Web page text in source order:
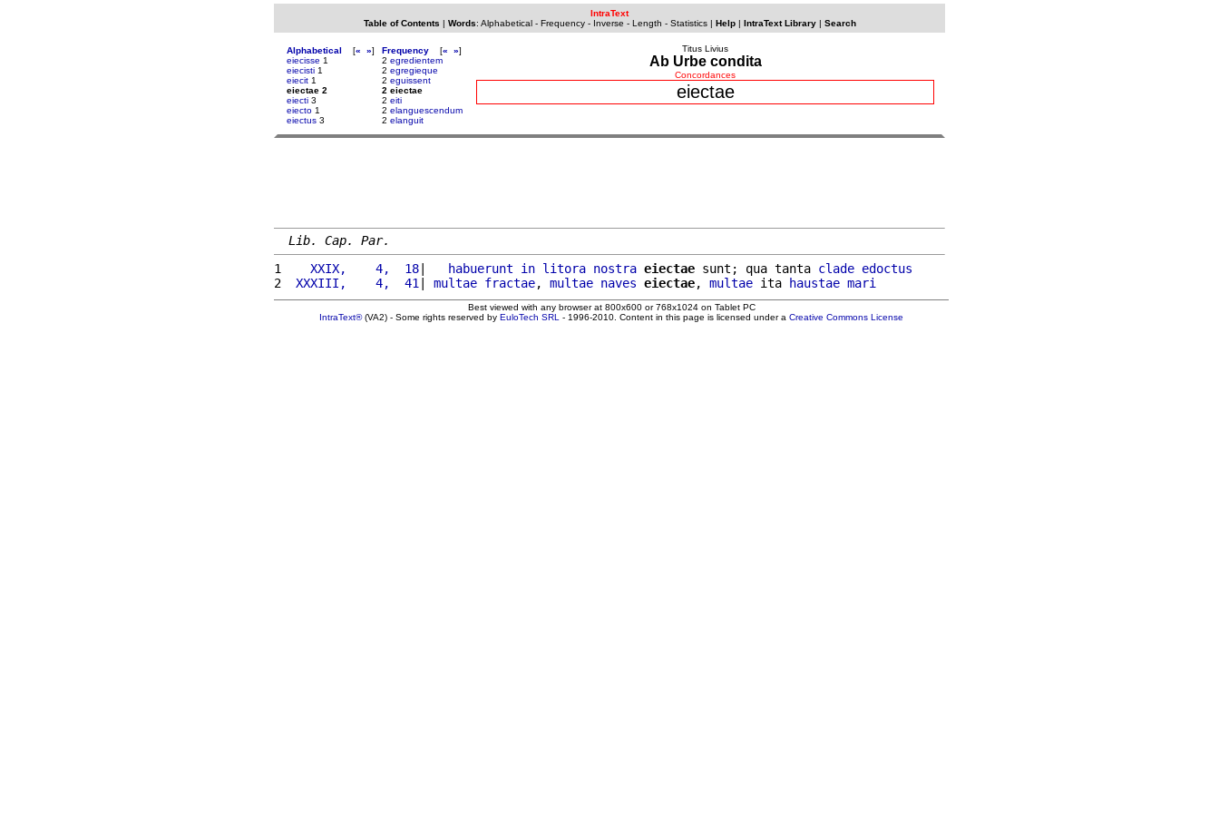
IntraText
Table of Contents | Words: Alphabetical- Frequency- Inverse - Length - Statistics| Help| IntraText Library| Search
Alphabetical [« »]
eiecisse 1
eiecisti 1
eiecit 1
eiectae 2
eiecti 3
eiecto 1
eiectus 3
Frequency [« »]
2 egredientem
2 egregieque
2 eguissent
2 eiectae
2 eiti
2 elanguescendum
2 elanguit
Titus Livius
Ab Urbe condita
Concordances
eiectae
Lib. Cap. Par.
1
   XXIX,    4,  18
| habuerunt in litora nostra eiectae sunt; qua tanta clade edoctus
2
XXXIII,    4,  41 | multae fractae, multae naves eiectae, multae ita haustae mari
Best viewed with any browser at 800x600 or 768x1024 on Tablet PC
IntraText®(VA2) - Some rights reserved by EuloTech SRL - 1996-2010. Content in this page is licensed under a Creative Commons License